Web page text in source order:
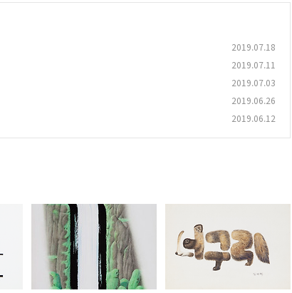
2019.07.18
2019.07.11
2019.07.03
2019.06.26
2019.06.12